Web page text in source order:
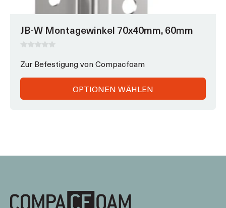
JB-W Montagewinkel 70x40mm, 60mm
v
o
5
Zur Befestigung von Compacfoam
OPTIONEN WÄHLEN